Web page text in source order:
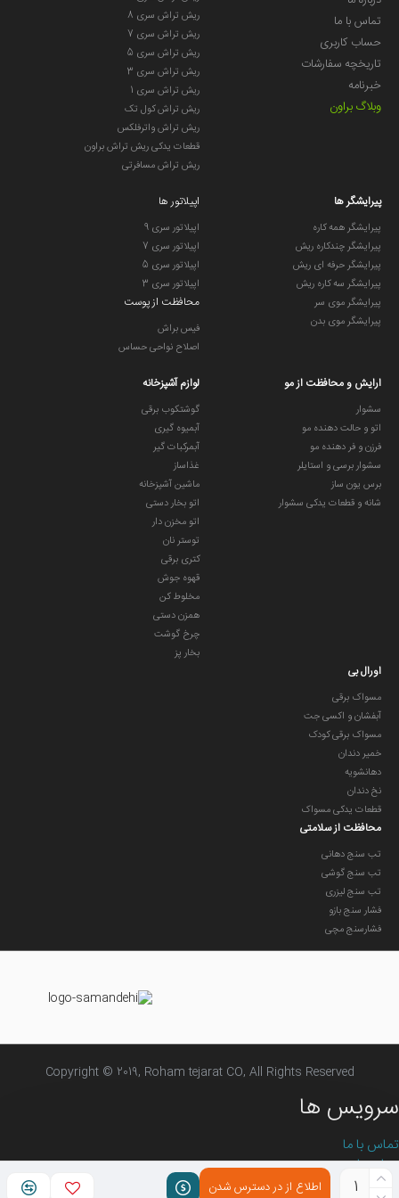
اطلاع از در دسترس شدن
زمان تعویض
توصیه‌شده
ویژگی خاص برس‌های تغییر رنگ‌دهنده برای یادآوری تعویض
???? مزایا برای کاربر
تمیزی حرفه‌ای مشابه دندانپزشک در خانه.
حذف مؤثر پلاک و کمک به سلامت لثه‌ها.
طراحی دقیق برای دسترسی به نواحی سخت.
تجربه‌ای راحت و بدون فشار اضافی روی دندان و لثه.
⚠️ نکات مهم
Oral-B iO
تماس با ما
حساب کاربری
تاریخچه سفارشات
خبرنامه
وبلاگ براون
ریش تراش سری 8
ریش تراش سری 7
ریش تراش سری 5
ریش تراش سری 3
ریش تراش سری 1
ریش تراش کول تک
ریش تراش واترفلکس
قطعات یدکی ریش تراش براون
ریش تراش مسافرتی
پیرایشگر ها
پیرایشگر همه کاره
پیرایشگر چندکاره ریش
پیرایشگر حرفه ای ریش
پیرایشگر سه کاره ریش
پیرایشگر موی سر
پیرایشگر موی بدن
اپیلاتور ها
اپیلاتور سری 9
اپیلاتور سری 7
اپیلاتور سری 5
اپیلاتور سری 3
محافظت از پوست
فیس براش
اصلاح نواحی حساس
ارایش و محافظت از مو
سشوار
اتو و حالت دهنده مو
فرزن و فر دهنده مو
سشوار برسی و استایلر
برس یون ساز
شانه و قطعات یدکی سشوار
لوازم آشپزخانه
گوشتکوب برقی
آبمیوه گیری
آبمرکبات گیر
غذاساز
ماشین آشپزخانه
اتو بخار دستی
اتو مخزن دار
توستر نان
کتری برقی
قهوه جوش
مخلوط کن
همزن دستی
چرخ گوشت
بخار پز
اورال بی
مسواک برقی
آبفشان و اکسی جت
مسواک برقی کودک
خمیر دندان
دهانشویه
نخ دندان
قطعات یدکی مسواک
محافظت از سلامتی
تب سنج دهانی
تب سنج گوشی
تب سنج لیزری
فشار سنج بازو
فشارسنج مچی
Copyright © 2019, Roham tejarat CO, All Rights Reserved
سرویس ها
تماس با ما
درباره ما
سیاست های حفظ حریم خصوصی